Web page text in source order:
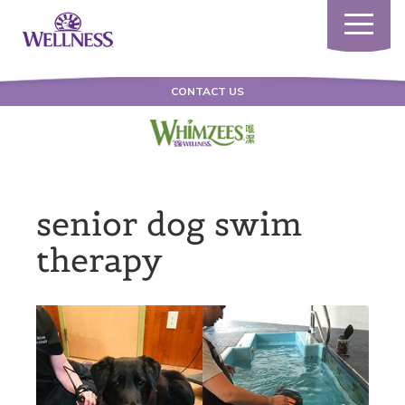
Toggle
CONTACT US
senior dog swim
therapy